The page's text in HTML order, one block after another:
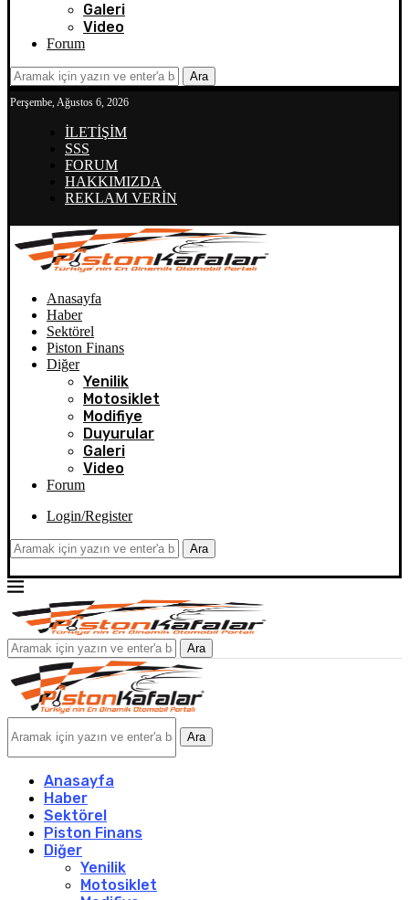
Galeri
Video
Forum
Ara
Perşembe, Ağustos 6, 2026
İLETİŞİM
SSS
FORUM
HAKKIMIZDA
REKLAM VERİN
Anasayfa
Haber
Sektörel
Piston Finans
Diğer
Yenilik
Motosiklet
Modifiye
Duyurular
Galeri
Video
Forum
Login/Register
Ara
Ara
Ara
Anasayfa
Haber
Sektörel
Piston Finans
Diğer
Yenilik
Motosiklet